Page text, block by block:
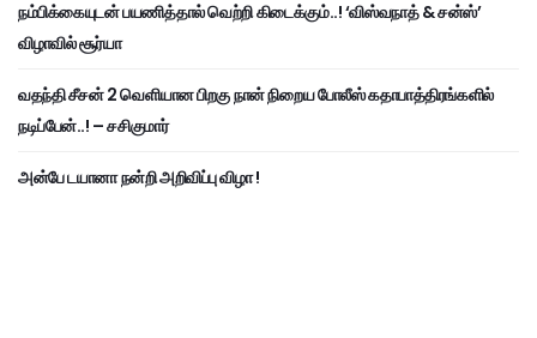
நம்பிக்கையுடன் பயணித்தால் வெற்றி கிடைக்கும்..! ‘விஸ்வநாத் & சன்ஸ்’
விழாவில் சூர்யா
வதந்தி சீசன் 2 வெளியான பிறகு நான் நிறைய போலீஸ் கதாபாத்திரங்களில்
நடிப்பேன்..! – சசிகுமார்
அன்பே டயானா நன்றி அறிவிப்பு விழா !